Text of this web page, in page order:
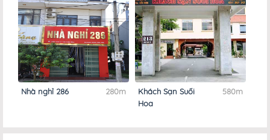
Nhà nghỉ 286 280m
Khách Sạn Suối
Hoa
580m